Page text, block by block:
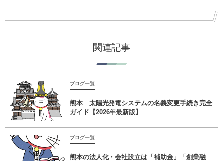
関連記事
ブログ一覧
熊本 太陽光発電システムの名義変更手続き完全
ガイド【2026年最新版】
ブログ一覧
熊本の法人化・会社設立は「補助金」「創業融